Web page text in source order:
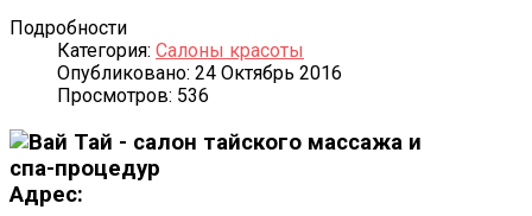
Подробности
Категория: Салоны красоты
Опубликовано: 24 Октябрь 2016
Просмотров: 536
Адрес: